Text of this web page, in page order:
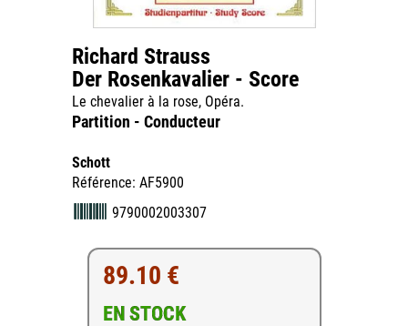
Richard Strauss
Der Rosenkavalier - Score
Le chevalier à la rose, Opéra.
Partition - Conducteur
Schott
Référence: AF5900
9790002003307
89.10 €
EN STOCK